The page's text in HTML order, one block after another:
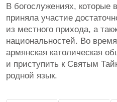
В богослужениях, которые
приняла участие
из местного прихода, а
национальностей. Во
армянская католическая
и приступить к Святым
родной язык.